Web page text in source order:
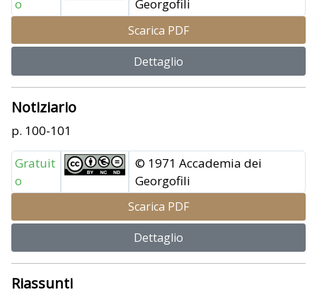
o
Georgofili
Scarica PDF
Dettaglio
Notiziario
p. 100-101
Gratuit
o
© 1971 Accademia dei
Georgofili
Scarica PDF
Dettaglio
Riassunti